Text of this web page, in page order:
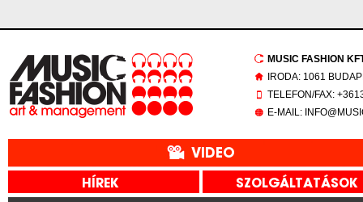
MUSIC FASHION
IRODA: 1061
TELEFON/FAX:
E-MAIL:
VIDEO
HÍREK SZOLGÁLTATÁSOK